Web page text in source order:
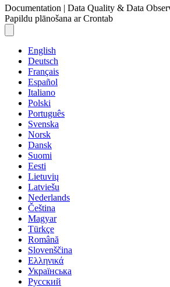
Documentation | Data Quality & Data
Papildu plānošana ar Crontab
English
Deutsch
Français
Español
Italiano
Polski
Português
Svenska
Norsk
Dansk
Suomi
Eesti
Lietuvių
Latviešu
Nederlands
Čeština
Magyar
Türkçe
Română
Slovenščina
Ελληνικά
Українська
Русский